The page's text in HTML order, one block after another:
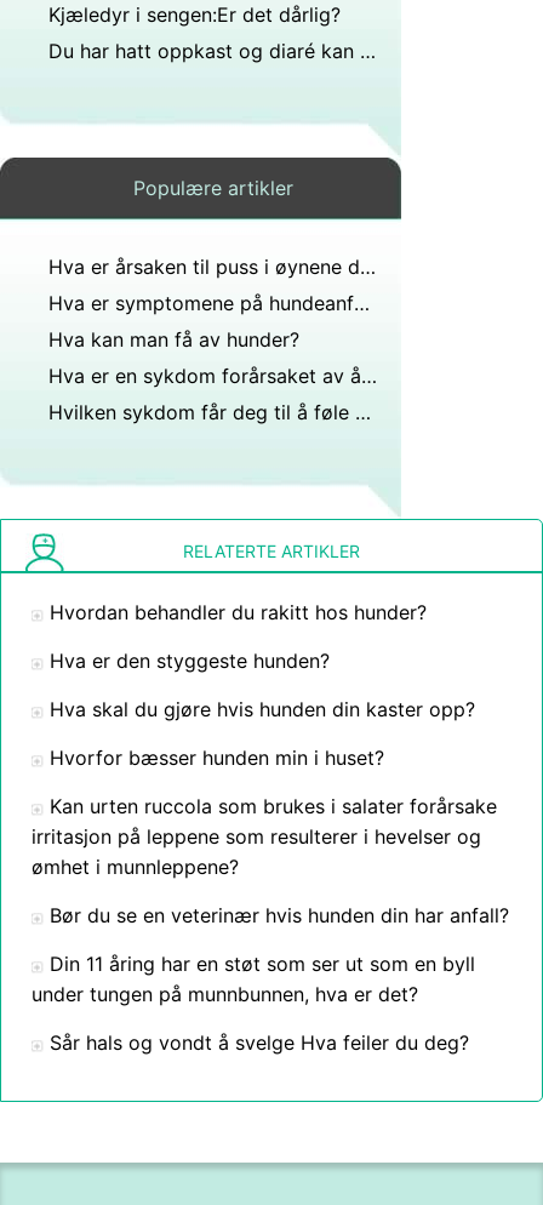
Kjæledyr i sengen:Er det dårlig?
Du har hatt oppkast og diaré kan hunden din få det?
Populære artikler
Hva er årsaken til puss i øynene dine?
Hva er symptomene på hundeanfall?
Hva kan man få av hunder?
Hva er en sykdom forårsaket av å spise dårlig tilberedt infisert svinekjøtt?
Hvilken sykdom får deg til å føle at halsen er ripet opp, og når du snakker eller svelger det føles en kule i halsen?
RELATERTE ARTIKLER
Hvordan behandler du rakitt hos hunder?
Hva er den styggeste hunden?
Hva skal du gjøre hvis hunden din kaster opp?
Hvorfor bæsser hunden min i huset?
Kan urten ruccola som brukes i salater forårsake
irritasjon på leppene som resulterer i hevelser og
ømhet i munnleppene?
Bør du se en veterinær hvis hunden din har anfall?
Din 11 åring har en støt som ser ut som en byll
under tungen på munnbunnen, hva er det?
Sår hals og vondt å svelge Hva feiler du deg?